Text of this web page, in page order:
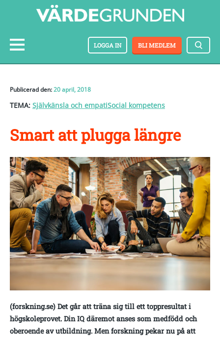
BLI MEDLEM
LOGGA IN
Publicerad den:20 april, 2018
TEMA: Självkänsla och empatiSocial kompetens
Smart att plugga längre
(forskning.se) Det går att träna sig till ett toppresultat i
högskoleprovet. Din IQ däremot anses som medfödd och
oberoende av utbildning. Men forskning pekar nu på att